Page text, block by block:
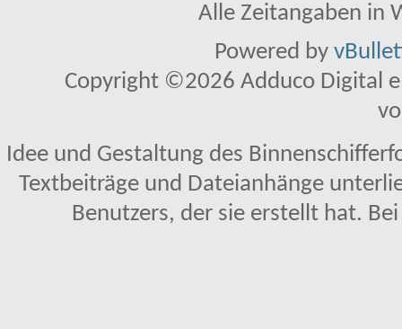
Alle Zeitangaben in
Powered by
Copyright ©2026 Adduco Digital
Idee und Gestaltung des
Textbeiträge und Dateianhänge
Benutzers, der sie erstellt hat.